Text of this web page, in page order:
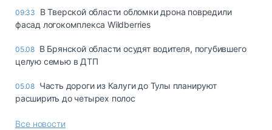
09:33
В Тверской области обломки дрона повредили
фасад логокомплекса Wildberries
05.08 В Брянской области осудят водителя, погубившего
целую семью в ДТП
05.08 Часть дороги из Калуги до Тулы планируют
расширить до четырех полос
Все новости